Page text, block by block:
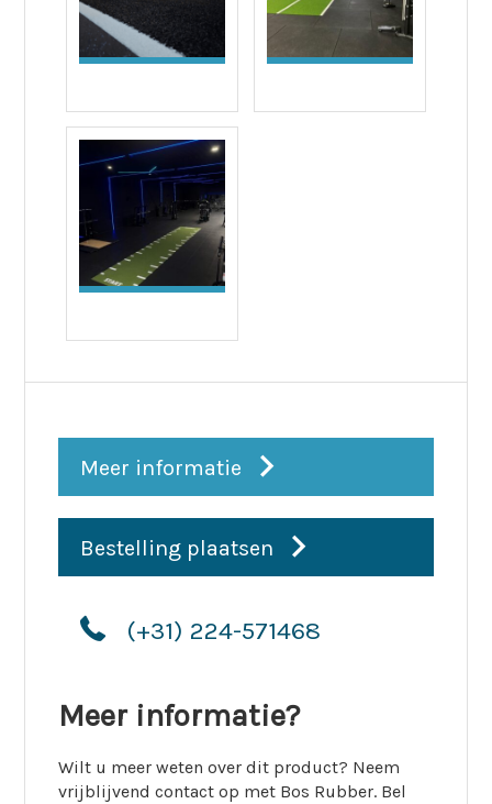
Meer informatie
Bestelling plaatsen
(+31) 224-571468
Meer informatie?
Wilt u meer weten over dit product? Neem
vrijblijvend contact op met Bos Rubber. Bel